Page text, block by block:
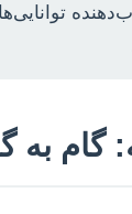
گام به